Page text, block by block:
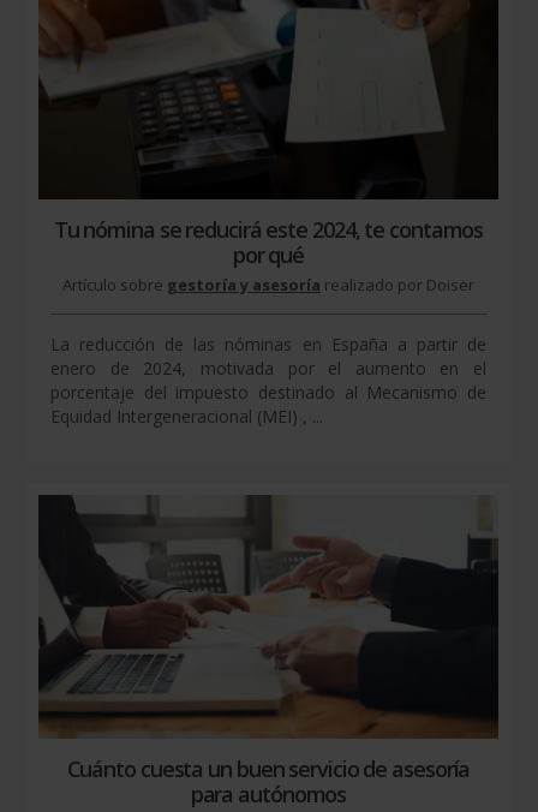
Tu nómina se reducirá este 2024, te contamos
por qué
Artículo sobre gestoría y asesoría realizado por Doiser
La reducción de las nóminas en España a partir de
enero de 2024, motivada por el aumento en el
porcentaje del impuesto destinado al Mecanismo de
Equidad Intergeneracional (MEI) , ...
Cuánto cuesta un buen servicio de asesoría
para autónomos